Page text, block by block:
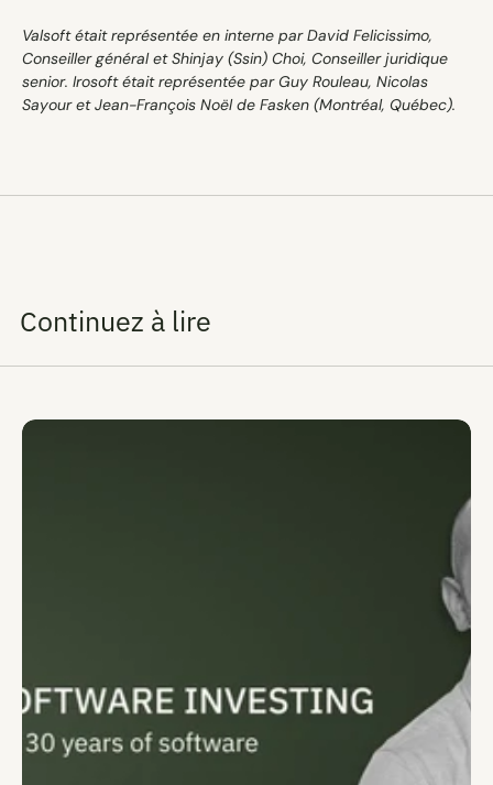
Valsoft était représentée en interne par David Felicissimo,
Conseiller général et Shinjay (Ssin) Choi, Conseiller juridique
senior. Irosoft était représentée par Guy Rouleau, Nicolas
Sayour et Jean-François Noël de Fasken (Montréal, Québec).
Continuez à lire